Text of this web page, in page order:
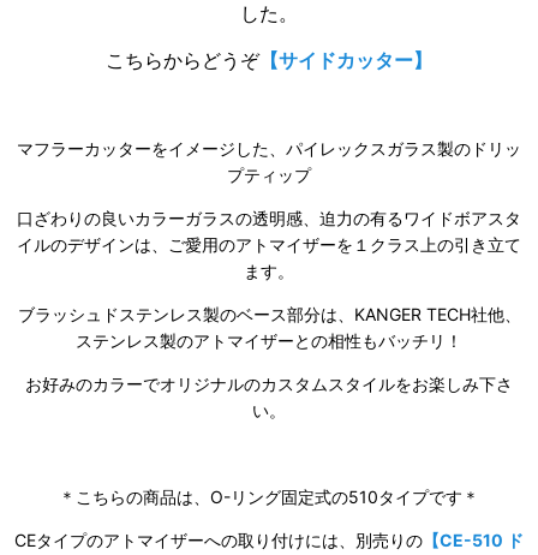
した。
こちらからどうぞ【サイドカッター】
マフラーカッターをイメージした、パイレックスガラス製のドリッ
プティップ
口ざわりの良いカラーガラスの透明感、迫力の有るワイドボアスタ
イルのデザインは、ご愛用のアトマイザーを１クラス上の引き立て
ます。
ブラッシュドステンレス製のベース部分は、KANGER TECH社他、
ステンレス製のアトマイザーとの相性もバッチリ！
お好みのカラーでオリジナルのカスタムスタイルをお楽しみ下さ
い。
＊こちらの商品は、O-リング固定式の510タイプです＊
CEタイプのアトマイザーへの取り付けには、別売りの 【CE-510 ド